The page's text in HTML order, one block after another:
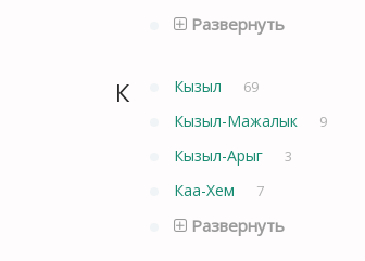
Развернуть
К Кызыл 69
Кызыл-Мажалык 9
Кызыл-Арыг 3
Каа-Хем 7
Развернуть